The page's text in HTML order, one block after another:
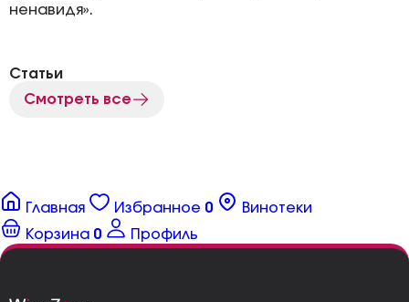
ненавидя».
Статьи
Смотреть все
Главная Избранное 0
Винотеки
Корзина 0 Профиль